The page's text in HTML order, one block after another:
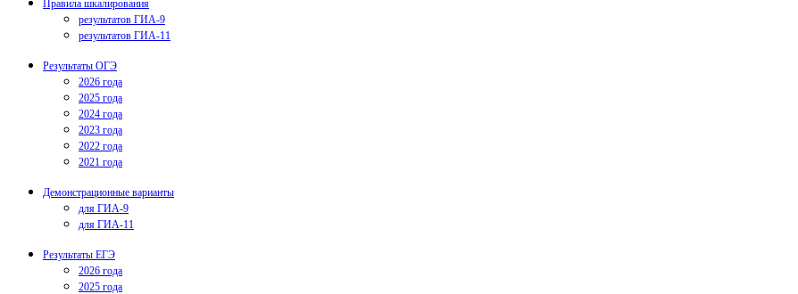
Правила шкалирования
результатов ГИА-9
результатов ГИА-11
Результаты ОГЭ
2026 года
2025 года
2024 года
2023 года
2022 года
2021 года
Демонстрационные варианты
для ГИА-9
для ГИА-11
Результаты ЕГЭ
2026 года
2025 года